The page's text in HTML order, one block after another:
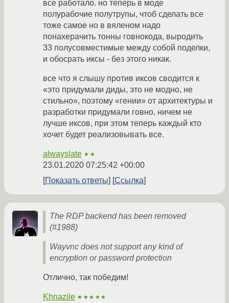
все работало. но теперь в моде
полурабочие полутрупы, чтоб сделать все
тоже самое но в вяленом надо
понахерачить тонны говнокода, выродить
33 полусовместимые между собой поделки,
и обосрать иксы - без этого никак.
все что я слышу против иксов сводится к
«это придумали диды, это не модно, не
стильно», поэтому «гении» от архитектуры и
разработки придумали говно, ничем не
лучше иксов, при этом теперь каждый кто
хочет будет реализовывать все.
alwayslate ★★
23.01.2020 07:25:42 +00:00
Показать ответы
Ссылка
The RDP backend has been removed
(#1988)
Wayvnc does not support any kind of
encryption or password protection
Отлично, так победим!
Khnazile ★★★★★